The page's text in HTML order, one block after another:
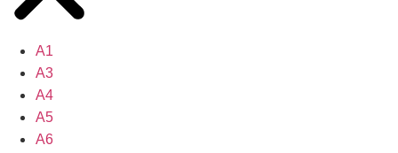
A1
A3
A4
A5
A6